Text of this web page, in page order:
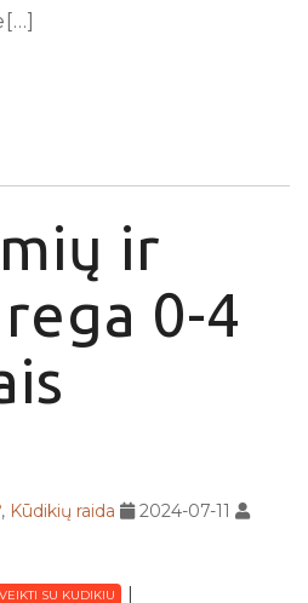
ir
0-4
, Kūdikių raida
2024-07-11
SU KUDIKIU